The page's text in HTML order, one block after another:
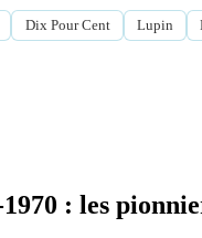
Dix Pour Cent Lupin
1970 : les